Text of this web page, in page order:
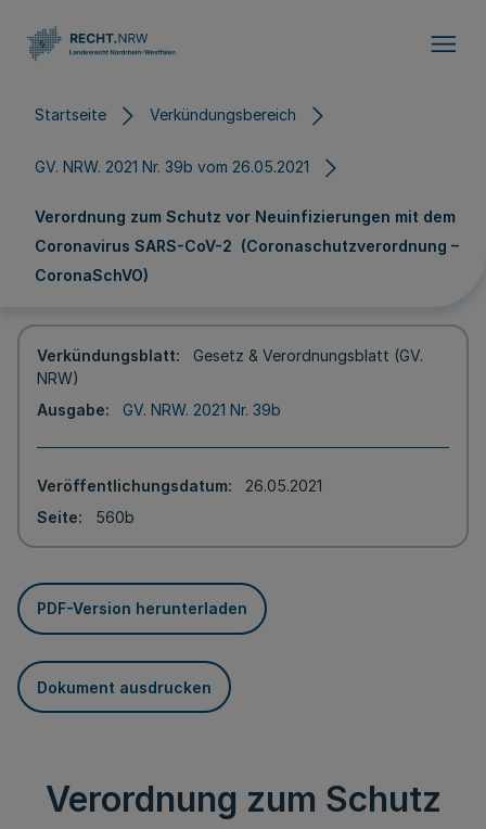
Startseite Verkündungsbereich
GV. NRW. 2021 Nr. 39b vom 26.05.2021
Verordnung zum Schutz vor Neuinfizierungen mit dem
Coronavirus SARS-CoV-2 (Coronaschutzverordnung –
CoronaSchVO)
Verkündungsblatt
Gesetz & Verordnungsblatt (GV.
NRW)
Ausgabe
GV. NRW. 2021 Nr. 39b
Veröffentlichungsdatum
26.05.2021
Seite
560b
PDF-Version herunterladen
Dokument ausdrucken
Verordnung zum Schutz